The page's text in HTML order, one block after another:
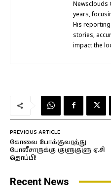
Newsclouds
years,
His
stories,
impact the
PREVIOUS ARTICLE
கோவை போக்குவரத்து
போலீசாருக்கு குளுகுளு ஏ.சி
தொப்பி!
Recent News